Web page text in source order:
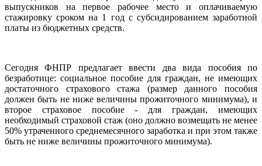
выпускников на первое рабочее место и оплачиваемую
стажировку сроком на 1 год с субсидированием заработной
платы из бюджетных средств.
Сегодня ФНПР предлагает ввести два вида пособия по
безработице: социальное пособие для граждан, не имеющих
достаточного страхового стажа (размер данного пособия
должен быть не ниже величины прожиточного минимума), и
второе страховое пособие - для граждан, имеющих
необходимый страховой стаж (оно должно возмещать не менее
50% утраченного среднемесячного заработка и при этом также
быть не ниже величины прожиточного минимума).